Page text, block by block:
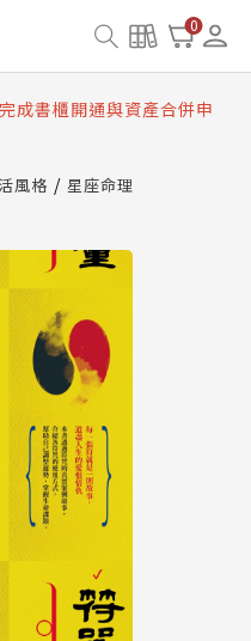
0
資產合併與書櫃開通申請
常見問題
成書櫃開通與資產合併申
產合併與書櫃開通申請
風格
星座命理